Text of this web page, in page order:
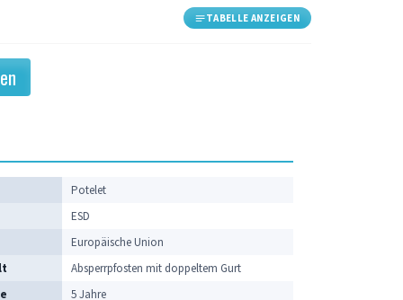
TABELLE ANZEIGEN
Potelet
ESD
Europäische Union
Absperrpfosten mit doppeltem Gurt
5 Jahre